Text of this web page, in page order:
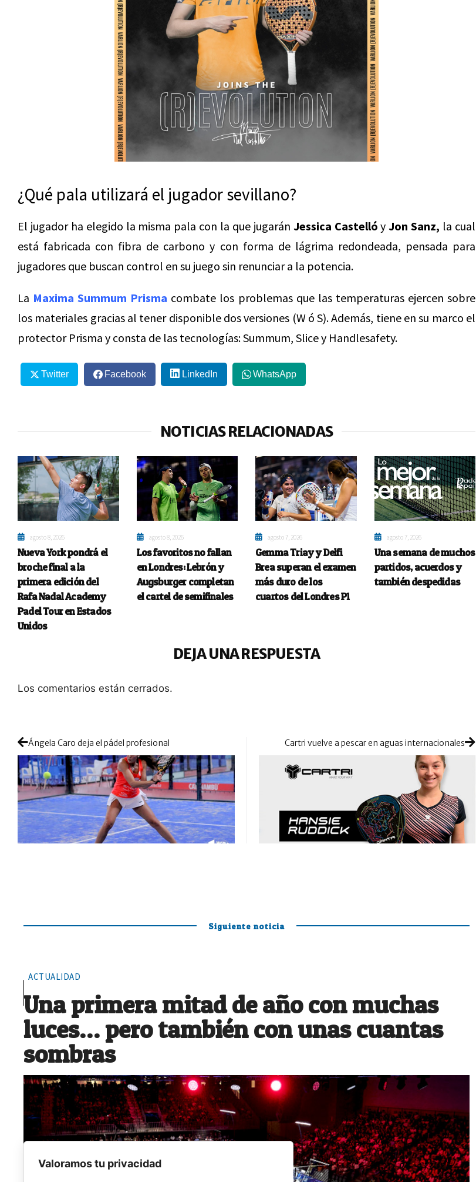
¿Qué pala utilizará el jugador sevillano?
El jugador ha elegido la misma pala con la que jugarán Jessica Castelló y Jon Sanz, la cual
está fabricada con fibra de carbono y con forma de lágrima redondeada, pensada para
jugadores que buscan control en su juego sin renunciar a la potencia.
La Maxima Summum Prisma combate los problemas que las temperaturas ejercen sobre
los materiales gracias al tener disponible dos versiones (W ó S). Además, tiene en su marco el
protector Prisma y consta de las tecnologías: Summum, Slice y Handlesafety.
Twitter Facebook LinkedIn WhatsApp
NOTICIAS RELACIONADAS
agosto 8, 2026
Nueva York pondrá el
broche final a la
primera edición del
Rafa Nadal Academy
Padel Tour en Estados
Unidos
agosto 8, 2026
Los favoritos no fallan
en Londres: Lebrón y
Augsburger completan
el cartel de semifinales
agosto 7, 2026
Gemma Triay y Delfi
Brea superan el examen
más duro de los
cuartos del Londres P1
agosto 7, 2026
Una semana de muchos
partidos, acuerdos y
también despedidas
DEJA UNA RESPUESTA
Los comentarios están cerrados.
Ángela Caro deja el pádel profesional Cartri vuelve a pescar en aguas internacionales
Siguiente noticia
ACTUALIDAD
Una primera mitad de año con muchas
luces… pero también con unas cuantas
sombras
Valoramos tu privacidad